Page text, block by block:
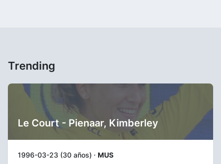
Trending
Le Court - Pienaar, Kimberley
1996-03-23 (30 años) · MUS